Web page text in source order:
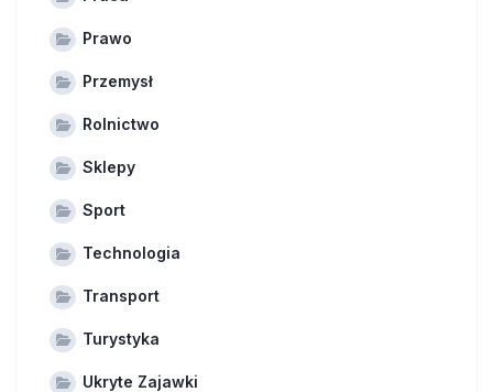
Prawo
Przemysł
Rolnictwo
Sklepy
Sport
Technologia
Transport
Turystyka
Ukryte Zajawki